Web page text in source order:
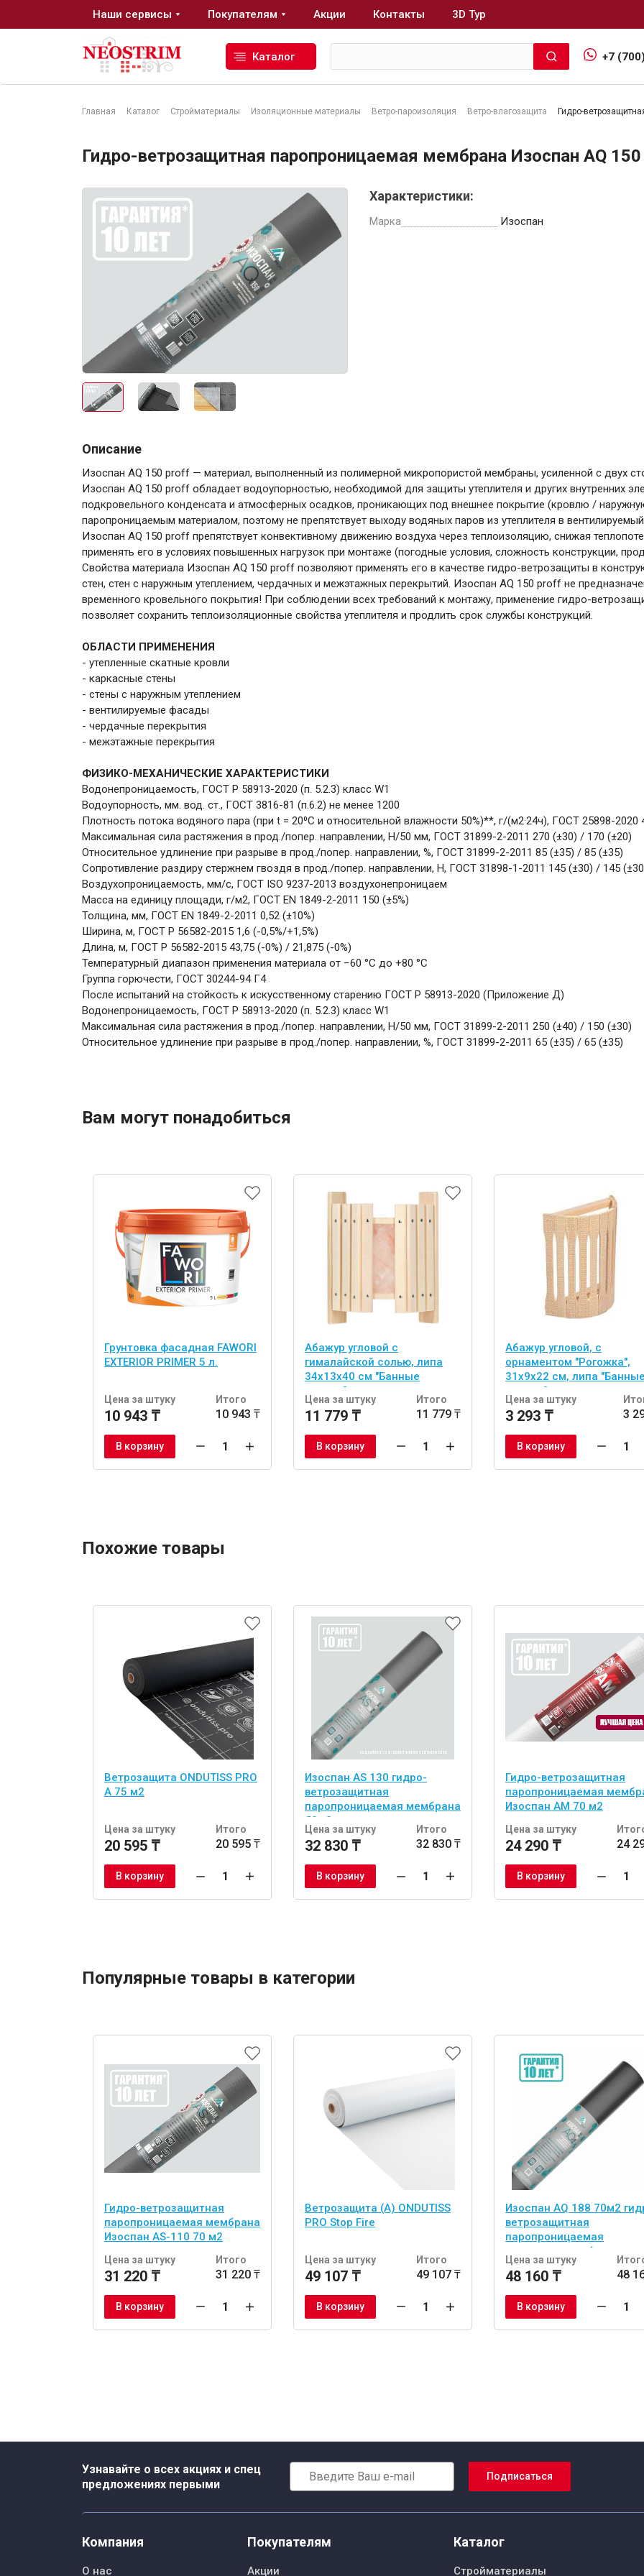
Главная Каталог Стройматериалы Изоляционные материалы Ветро-пароизоляция Ветро-влагозащита Гидро-
Гидро-ветрозащитная паропроницаемая мембрана Изоспан AQ
Характеристики:
Марка Изоспан
Описание
Изоспан AQ 150 proff — материал, выполненный из полимерной микропористой мембраны, усиленной с двух
Изоспан AQ 150 proff обладает водоупорностью, необходимой для защиты утеплителя и других внутренних
подкровельного конденсата и атмосферных осадков, проникающих под внешнее покрытие (кровлю /
паропроницаемым материалом, поэтому не препятствует выходу водяных паров из утеплителя в
Изоспан AQ 150 proff препятствует конвективному движению воздуха через теплоизоляцию, снижая
применять его в условиях повышенных нагрузок при монтаже (погодные условия, сложность конструкции,
Свойства материала Изоспан AQ 150 proff позволяют применять его в качестве гидро-ветрозащиты в
стен, стен с наружным утеплением, чердачных и межэтажных перекрытий. Изоспан AQ 150 proff не
временного кровельного покрытия! При соблюдении всех требований к монтажу, применение гидро-
позволяет сохранить теплоизоляционные свойства утеплителя и продлить срок службы конструкций.
ОБЛАСТИ ПРИМЕНЕНИЯ
- утепленные скатные кровли
- каркасные стены
- стены с наружным утеплением
- вентилируемые фасады
- чердачные перекрытия
- межэтажные перекрытия
ФИЗИКО-МЕХАНИЧЕСКИЕ ХАРАКТЕРИСТИКИ
Водонепроницаемость, ГОСТ Р 58913-2020 (п. 5.2.3) класс W1
Водоупорность, мм. вод. ст., ГОСТ 3816-81 (п.6.2) не менее 1200
Плотность потока водяного пара (при t = 20⁰С и относительной влажности 50%)**, г/(м2·24ч), ГОСТ 25898-2020
Максимальная сила растяжения в прод./попер. направлении, Н/50 мм, ГОСТ 31899-2-2011 270 (±30) / 170 (±20)
Относительное удлинение при разрыве в прод./попер. направлении, %, ГОСТ 31899-2-2011 85 (±35) / 85 (±35)
Сопротивление раздиру стержнем гвоздя в прод./попер. направлении, Н, ГОСТ 31898-1-2011 145 (±30) / 145
Воздухопроницаемость, мм/с, ГОСТ ISO 9237-2013 воздухонепроницаем
Масса на единицу площади, г/м2, ГОСТ EN 1849-2-2011 150 (±5%)
Толщина, мм, ГОСТ EN 1849-2-2011 0,52 (±10%)
Ширина, м, ГОСТ Р 56582-2015 1,6 (-0,5%/+1,5%)
Длина, м, ГОСТ Р 56582-2015 43,75 (-0%) / 21,875 (-0%)
Температурный диапазон применения материала от −60 °С до +80 °С
Группа горючести, ГОСТ 30244-94 Г4
После испытаний на стойкость к искусственному старению ГОСТ Р 58913-2020 (Приложение Д)
Водонепроницаемость, ГОСТ Р 58913-2020 (п. 5.2.3) класс W1
Максимальная сила растяжения в прод./попер. направлении, Н/50 мм, ГОСТ 31899-2-2011 250 (±40) / 150 (±30)
Относительное удлинение при разрыве в прод./попер. направлении, %, ГОСТ 31899-2-2011 65 (±35) / 65 (±35)
Вам могут понадобиться
Грунтовка фасадная FAWORI
EXTERIOR PRIMER 5 л.
Цена за штуку
10 943 ₸
Итого
10 943 ₸
В корзину
Абажур угловой с
гималайской солью, липа
34х13х40 см "Банные
штучки"
Цена за штуку
11 779 ₸
Итого
11 779 ₸
В корзину
Абажур угловой, с
орнаментом "Рогожка",
31х9х22 см, липа "Банные
штучки"
Цена за штуку
3 293 ₸ 3
В корзину
Похожие товары
Ветрозащита ONDUTISS PRO
A 75 м2
Цена за штуку
20 595 ₸
Итого
20 595 ₸
В корзину
Изоспан AS 130 гидро-
ветрозащитная
паропроницаемая мембрана
70м2
Цена за штуку
32 830 ₸
Итого
32 830 ₸
В корзину
Гидро-ветрозащитная
паропроницаемая
Изоспан AM 70 м2
Цена за штуку
24 290 ₸ 24
В корзину
Популярные товары в категории
Гидро-ветрозащитная
паропроницаемая мембрана
Изоспан AS-110 70 м2
Цена за штуку
31 220 ₸
Итого
31 220 ₸
В корзину
Ветрозащита (А) ONDUTISS
PRO Stop Fire
Цена за штуку
49 107 ₸
Итого
49 107 ₸
В корзину
Изоспан AQ 188 70м2
ветрозащитная
паропроницаемая
усиленная мембрана
Цена за штуку
48 160 ₸ 48
В корзину
Узнавайте о всех акциях и спец
предложениях первыми
Подписаться
Компания
О нас
Покупателям
Акции
Каталог
Стройматериалы
Наши сервисы Покупателям Акции Контакты 3D Тур
Каталог +7
Гидроизоляция
Изоляционные материалы
Кровельные материалы
Ещё 2
Герметики
Клеи, жидкие гвозди
Электро-оборудование
Ещё 2
Крепежи
Анкеры
Монтажные ленты
Канаты, шнуры
Всё для дома и сада
Товары для бани и сауны
Оборудование для клининга и уборки